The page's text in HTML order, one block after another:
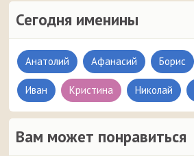
Сегодня именины
Анатолий Афанасий Борис
Иван Кристина Николай
Вам может понравиться